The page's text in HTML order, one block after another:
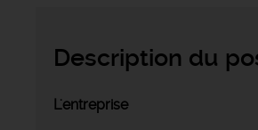
Description du
L'entreprise